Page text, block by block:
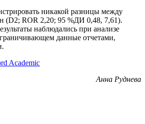
никакой разницы между
(D2; ROR 2,20; 95 %ДИ 0,48, 7,61).
наблюдались при анализе
данные отчетами,
Academic
Анна Руднева